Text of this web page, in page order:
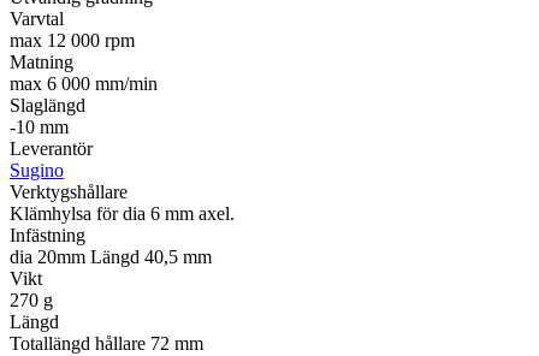
Varvtal
max 12 000 rpm
Matning
max 6 000 mm/min
Slaglängd
-10 mm
Leverantör
Sugino
Verktygshållare
Klämhylsa för dia 6 mm axel.
Infästning
dia 20mm Längd 40,5 mm
Vikt
270 g
Längd
Totallängd hållare 72 mm